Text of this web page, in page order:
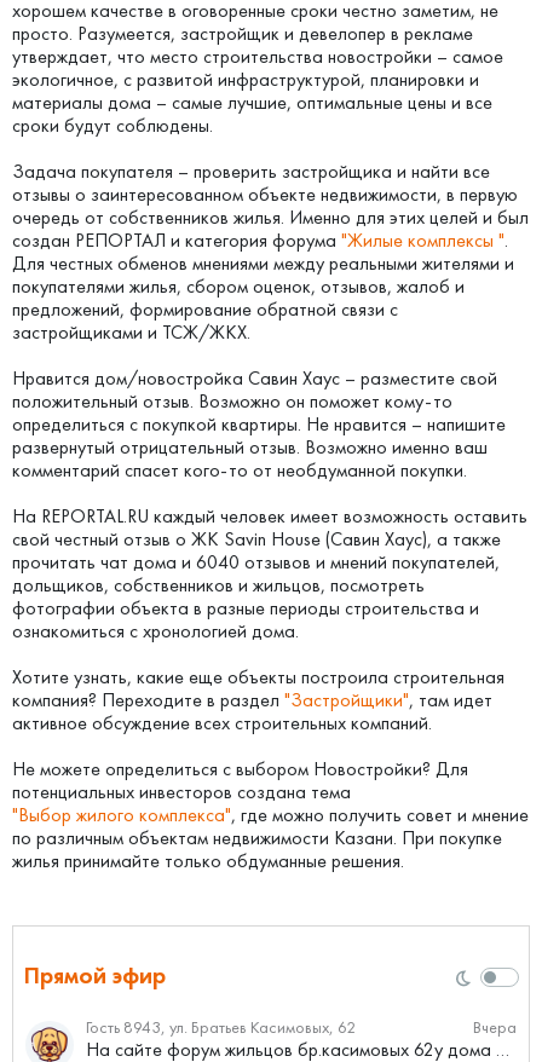
хорошем качестве в оговоренные сроки честно заметим, не
просто. Разумеется, застройщик и девелопер в рекламе
утверждает, что место строительства новостройки – самое
экологичное, с развитой инфраструктурой, планировки и
материалы дома – самые лучшие, оптимальные цены и все
сроки будут соблюдены.
Задача покупателя – проверить застройщика и найти все
отзывы о заинтересованном объекте недвижимости, в первую
очередь от собственников жилья. Именно для этих целей и был
создан РЕПОРТАЛ и категория форума "Жилые комплексы ".
Для честных обменов мнениями между реальными жителями и
покупателями жилья, сбором оценок, отзывов, жалоб и
предложений, формирование обратной связи с
застройщиками и ТСЖ/ЖКХ.
Нравится дом/новостройка Савин Хаус – разместите свой
положительный отзыв. Возможно он поможет кому-то
определиться с покупкой квартиры. Не нравится – напишите
развернутый отрицательный отзыв. Возможно именно ваш
комментарий спасет кого-то от необдуманной покупки.
На REPORTAL.RU каждый человек имеет возможность оставить
свой честный отзыв о ЖК Savin House (Савин Хаус), а также
прочитать чат дома и 6040 отзывов и мнений покупателей,
дольщиков, собственников и жильцов, посмотреть
фотографии объекта в разные периоды строительства и
ознакомиться с хронологией дома.
Хотите узнать, какие еще объекты построила строительная
компания? Переходите в раздел "Застройщики", там идет
активное обсуждение всех строительных компаний.
Не можете определиться с выбором Новостройки? Для
потенциальных инвесторов создана тема
"Выбор жилого комплекса", где можно получить совет и мнение
по различным объектам недвижимости Казани. При покупке
жилья принимайте только обдуманные решения.
Прямой эфир
Гость 8943, ул. Братьев Касимовых, 62 Вчера
На сайте форум жильцов бр.касимовых 62у дома растут красивые...